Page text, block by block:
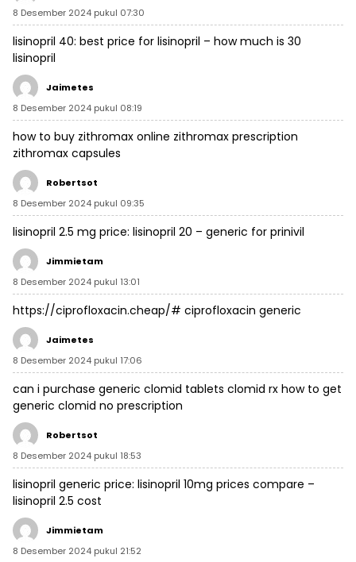
8 Desember 2024 pukul 07:30
lisinopril 40: best price for lisinopril – how much is 30
lisinopril
Jaimetes
8 Desember 2024 pukul 08:19
how to buy zithromax online zithromax prescription
zithromax capsules
Robertsot
8 Desember 2024 pukul 09:35
lisinopril 2.5 mg price: lisinopril 20 – generic for prinivil
Jimmietam
8 Desember 2024 pukul 13:01
https://ciprofloxacin.cheap/# ciprofloxacin generic
Jaimetes
8 Desember 2024 pukul 17:06
can i purchase generic clomid tablets clomid rx how to get
generic clomid no prescription
Robertsot
8 Desember 2024 pukul 18:53
lisinopril generic price: lisinopril 10mg prices compare –
lisinopril 2.5 cost
Jimmietam
8 Desember 2024 pukul 21:52